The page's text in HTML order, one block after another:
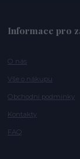
Informace pro
O nás
Vše o nákupu
Obchodní podmínky
Kontakty
FAQ